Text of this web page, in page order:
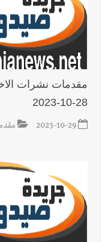
يبقى الشعب
المعاناة التي تمزق
أخبار العالم الرئيس
وإعلام إيراني:
مقدمات نشرات
28-10-2023
2023-10-29